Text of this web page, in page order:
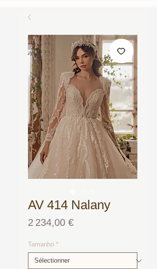
AV 414 Nalany
2 234,00 €Prix
Tamanho *